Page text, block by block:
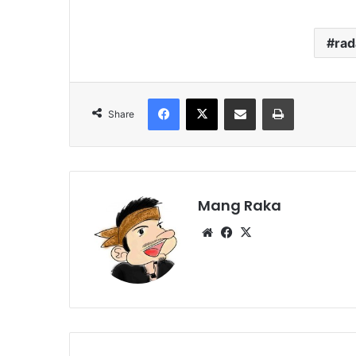
Share
Facebook
X Share via Email Print
Mang Raka
WebsiteFacebook